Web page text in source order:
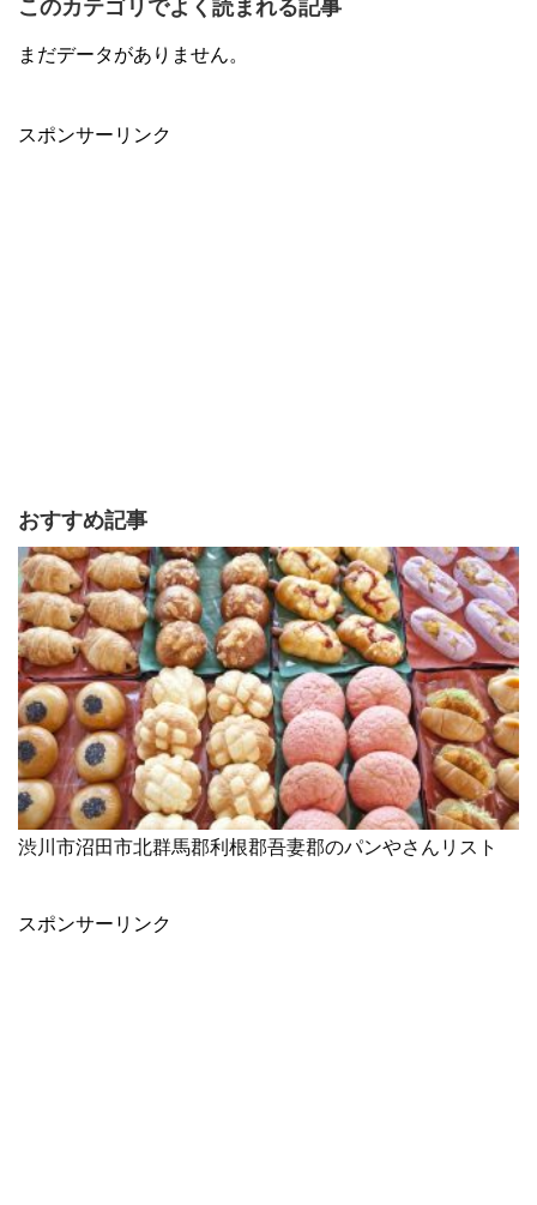
このカテゴリでよく読まれる記事
まだデータがありません。
スポンサーリンク
おすすめ記事
渋川市沼田市北群馬郡利根郡吾妻郡のパンやさんリスト
スポンサーリンク